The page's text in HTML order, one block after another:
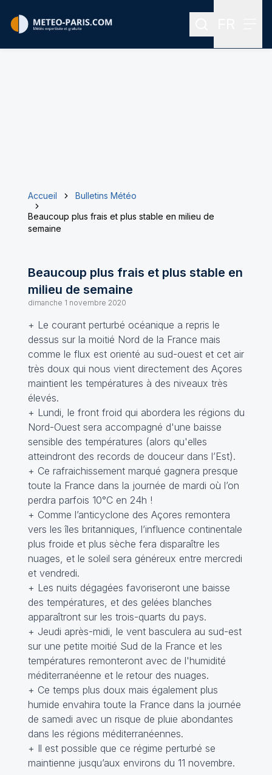
Rechercher
Accueil
Bulletins Météo
Beaucoup plus frais et plus stable en milieu de
semaine
Beaucoup plus frais et plus stable en
milieu de semaine
dimanche 1 novembre 2020
+ Le courant perturbé océanique a repris le
dessus sur la moitié Nord de la France mais
comme le flux est orienté au sud-ouest et cet air
très doux qui nous vient directement des Açores
maintient les températures à des niveaux très
élevés.
+ Lundi, le front froid qui abordera les régions du
Nord-Ouest sera accompagné d'une baisse
sensible des températures (alors qu'elles
atteindront des records de douceur dans l’Est).
+ Ce rafraichissement marqué gagnera presque
toute la France dans la journée de mardi où l’on
perdra parfois 10°C en 24h !
+ Comme l’anticyclone des Açores remontera
vers les îles britanniques, l’influence continentale
plus froide et plus sèche fera disparaître les
nuages, et le soleil sera généreux entre mercredi
et vendredi.
+ Les nuits dégagées favoriseront une baisse
des températures, et des gelées blanches
apparaîtront sur les trois-quarts du pays.
+ Jeudi après-midi, le vent basculera au sud-est
sur une petite moitié Sud de la France et les
températures remonteront avec de l'humidité
méditerranéenne et le retour des nuages.
+ Ce temps plus doux mais également plus
humide envahira toute la France dans la journée
de samedi avec un risque de pluie abondantes
dans les régions méditerranéennes.
+ Il est possible que ce régime perturbé se
maintienne jusqu’aux environs du 11 novembre.